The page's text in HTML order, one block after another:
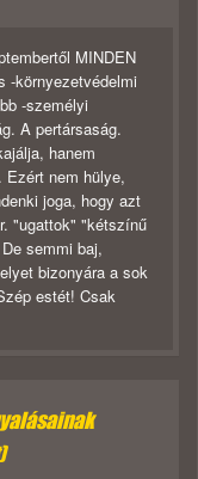
MINDEN
-környezetvédelmi
-személyi
A pertársaság.
hanem
Ezért nem hülye,
joga, hogy azt
"ugattok" "kétszínű
semmi baj,
bizonyára a sok
estét! Csak